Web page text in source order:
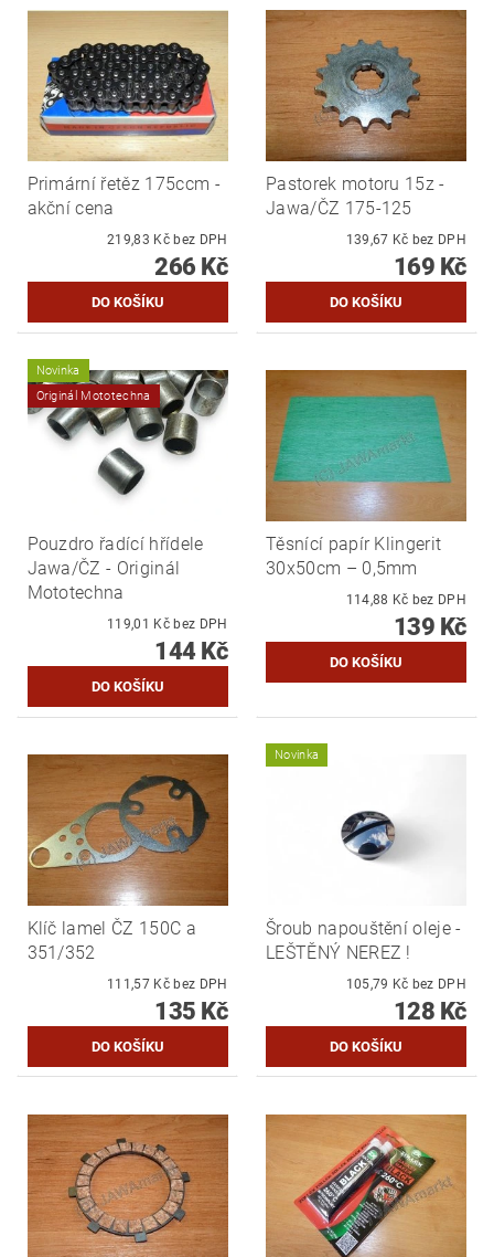
Primární řetěz 175ccm -
akční cena
219,83 Kč bez DPH
266 Kč
Pastorek motoru 15z -
Jawa/ČZ 175-125
139,67 Kč bez DPH
169 Kč
Novinka
Originál Mototechna
Pouzdro řadící hřídele
Jawa/ČZ - Originál
Mototechna
119,01 Kč bez DPH
144 Kč
Těsnící papír Klingerit
30x50cm – 0,5mm
114,88 Kč bez DPH
139 Kč
Klíč lamel ČZ 150C a
351/352
111,57 Kč bez DPH
135 Kč
Novinka
Šroub napouštění oleje -
LEŠTĚNÝ NEREZ !
105,79 Kč bez DPH
128 Kč